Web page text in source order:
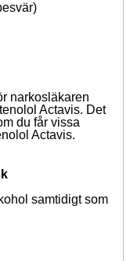
narkosläkaren
Actavis. Det
du får vissa
Actavis.
samtidigt som